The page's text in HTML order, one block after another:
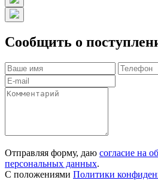
Сообщить о
Отправляя форму, даю согласие на
персональных данных.
С положениями Политики